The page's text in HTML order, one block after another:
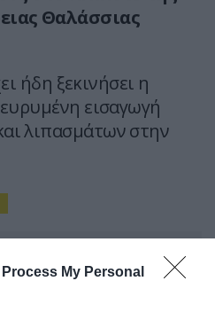
My Personal
Θαλάσσιας
ήδη ξεκινήσει η
εισαγωγή
λιπασμάτων στην